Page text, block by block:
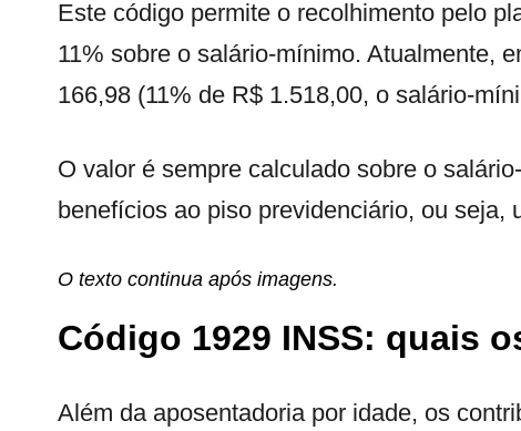
Este código permite o recolhimento pelo
11% sobre o salário-mínimo. Atualmente,
166,98 (11% de R$ 1.518,00, o salário-
O valor é sempre calculado sobre o
benefícios ao piso previdenciário, ou seja,
O texto continua após imagens.
Código 1929 INSS: quais
Além da aposentadoria por idade, os